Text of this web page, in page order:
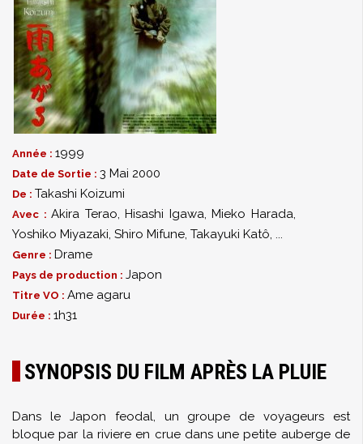
Année : 1999
Date de Sortie : 3 Mai 2000
De : Takashi Koizumi
Avec :Akira Terao,Hisashi Igawa,Mieko Harada,
Yoshiko Miyazaki, Shiro Mifune, Takayuki Katô, ...
Genre : Drame
Pays de production : Japon
Titre VO : Ame agaru
Durée : 1h31
SYNOPSIS DU FILM APRÈS LA PLUIE
Dans le Japon feodal, un groupe de voyageurs est
bloque par la riviere en crue dans une petite auberge de